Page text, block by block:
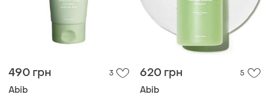
490 грн 3
Abib
620 грн 5
Abib